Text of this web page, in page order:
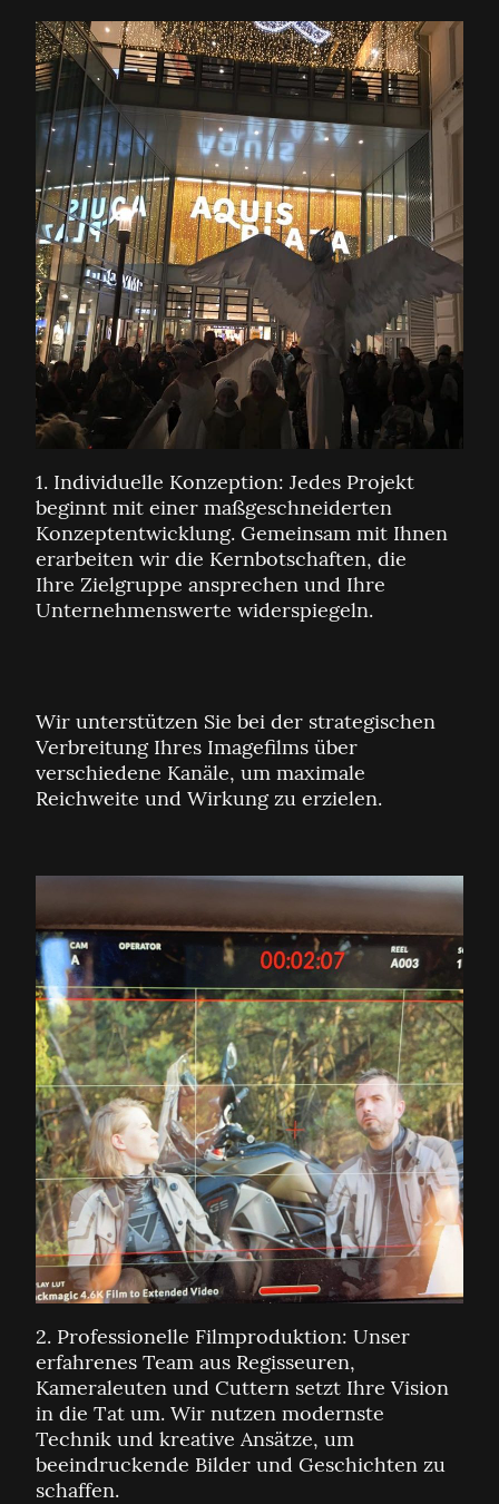
1. Individuelle Konzeption: Jedes Projekt
beginnt mit einer maßgeschneiderten
Konzeptentwicklung. Gemeinsam mit Ihnen
erarbeiten wir die Kernbotschaften, die
Ihre Zielgruppe ansprechen und Ihre
Unternehmenswerte widerspiegeln.
Wir unterstützen Sie bei der strategischen
Verbreitung Ihres Imagefilms über
verschiedene Kanäle, um maximale
Reichweite und Wirkung zu erzielen.
2. Professionelle Filmproduktion: Unser
erfahrenes Team aus Regisseuren,
Kameraleuten und Cuttern setzt Ihre Vision
in die Tat um. Wir nutzen modernste
Technik und kreative Ansätze, um
beeindruckende Bilder und Geschichten zu
schaffen.